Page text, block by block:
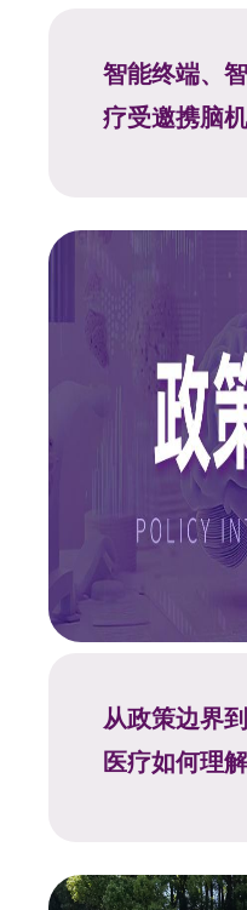
智能终端、
疗受邀携脑
从政策边界
医疗如何理